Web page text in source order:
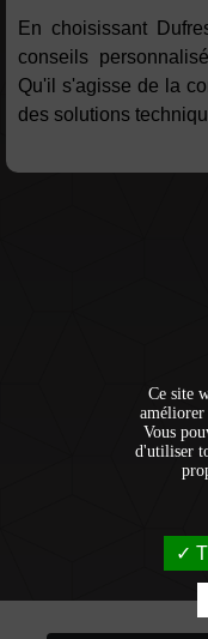
En choisissant
conseils
Qu'il s'agisse de la
des solutions
Ce site
améliorer
Vous
d'utiliser